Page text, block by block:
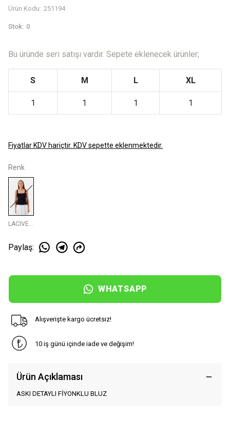
Ürün Kodu: 251194
Stok: 0
Bu üründe seri satışı vardır. Sepete eklenecek ürünler;
S M L XL
1 1 1 1
Fiyatlar KDV hariçtir. KDV sepette eklenmektedir.
Renk
LACIVERT
Paylaş:
WHATSAPP
Alışverişte kargo ücretsiz!
10 iş günü içinde iade ve değişim!
Ürün Açıklaması
ASKI DETAYLI FİYONKLU BLUZ